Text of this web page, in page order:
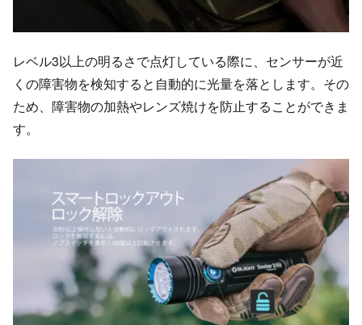
レベル3以上の明るさで点灯している際に、センサーが近
くの障害物を検知すると自動的に光量を落とします。その
ため、障害物の加熱やレンズ焼けを防止することができま
す。